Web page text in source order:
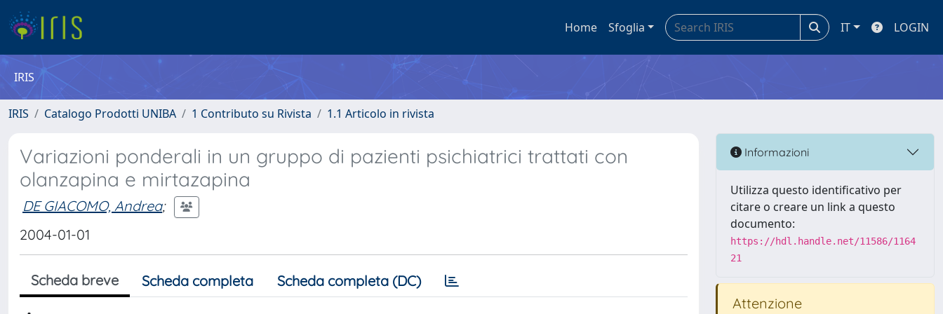
Home Sfoglia IT LOGIN
IRIS
IRIS Catalogo Prodotti UNIBA 1 Contributo su Rivista 1.1 Articolo in rivista
Variazioni ponderali in un gruppo di pazienti psichiatrici trattati con
olanzapina e mirtazapina
DE GIACOMO, Andrea;
2004-01-01
Scheda breve Scheda completa Scheda completa (DC)
Informazioni
Utilizza questo identificativo per
citare o creare un link a questo
documento:
https://hdl.handle.net/11586/1164
21
Attenzione